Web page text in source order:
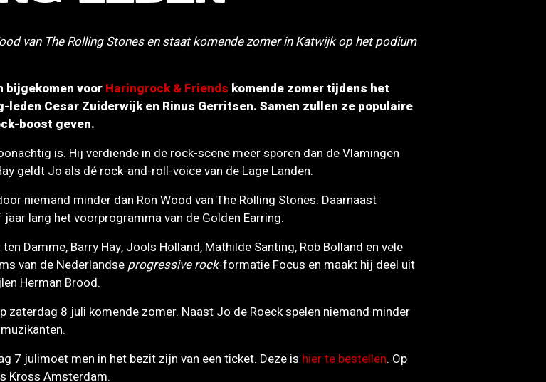
van The Rolling Stones en staat komende zomer in Katwijk op het podium
bijgekomen voorHaringrock & Friends komende zomer tijdens het
Cesar Zuiderwijk en Rinus Gerritsen. Samen zullen ze populaire
boost geven.
is. Hij verdiende in de rock-scene meer sporen dan de Vlamingen
geldt Jo als dé rock-and-roll-voice van de Lage Landen.
niemand minder dan Ron Wood van The Rolling Stones. Daarnaast
lang het voorprogramma van de Golden Earring.
Damme, Barry Hay, Jools Holland, Mathilde Santing, Rob Bolland en vele
van de Nederlandseprogressive rock-formatie Focus en maakt hij deel uit
Herman Brood.
8 juli komende zomer. Naast Jo de Roeck spelen niemand minder
7 julimoet men in het bezit zijn van een ticket. Deze is hier te bestellen. Op
Kross Amsterdam.